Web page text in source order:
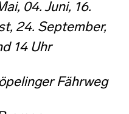
04. Juni, 16.
24. September,
14 Uhr
Fährweg